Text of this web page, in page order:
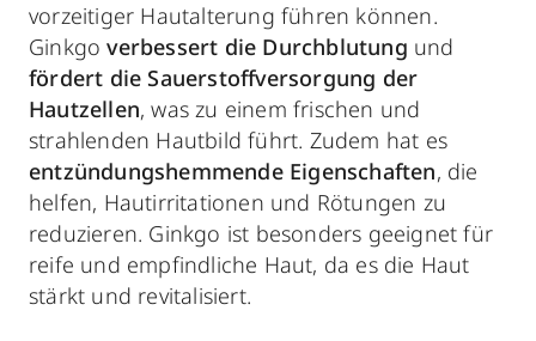
vorzeitiger Hautalterung führen können.
Ginkgo verbessert die Durchblutung und
fördert die Sauerstoffversorgung der
Hautzellen, was zu einem frischen und
strahlenden Hautbild führt. Zudem hat es
entzündungshemmende Eigenschaften, die
helfen, Hautirritationen und Rötungen zu
reduzieren. Ginkgo ist besonders geeignet für
reife und empfindliche Haut, da es die Haut
stärkt und revitalisiert.